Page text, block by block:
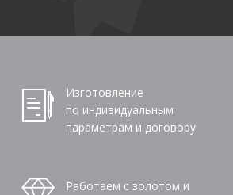
Изготовление
по индивидуальным
параметрам и договору
Работаем с золотом и